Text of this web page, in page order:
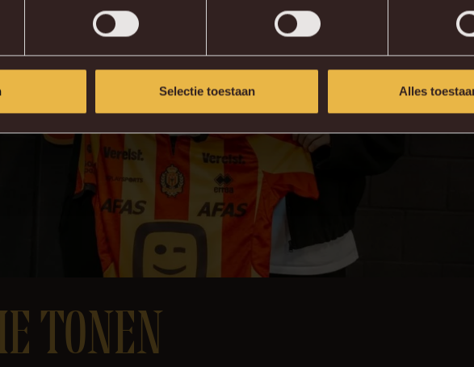
Selectie toestaan Alles
TONEN